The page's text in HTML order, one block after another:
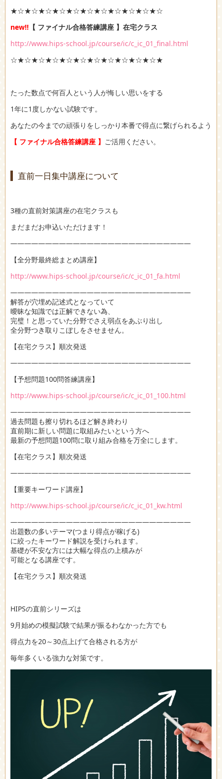
★☆★☆★☆★☆★☆★☆★☆★☆★☆★☆★☆
new!! 【 ファイナル合格答練講座 】在宅クラス
http://www.hips-school.jp/course/ic/c_ic_01_final.html
☆★☆★☆★☆★☆★☆★☆★☆★☆★☆★☆★
たった数点で何百人という人が悔しい思いをする
1年に1度しかない試験です。
あなたの今までの頑張りをしっかり本番で得点に繋げられるよう
【 ファイナル合格答練講座 】 ご活用ください。
直前一日集中講座について
3種の直前対策講座の在宅クラスも
まだまだお申込いただけます！
――――――――――――――――――――――――――
【全分野最終総まとめ講座】
http://www.hips-school.jp/course/ic/c_ic_01_fa.html
――――――――――――――――――――――――――
解答が穴埋め記述式となっていて
曖昧な知識では正解できない為、
完璧！と思っていた分野でさえ弱点をあぶり出し
全分野つき取りこぼしをさせません。
【在宅クラス】順次発送
――――――――――――――――――――――――――
【予想問題100問答練講座】
http://www.hips-school.jp/course/ic/c_ic_01_100.html
――――――――――――――――――――――――――
過去問題も擦り切れるほど解き終わり
直前期に新しい問題に取組みたいという方へ
最新の予想問題100問に取り組み合格を万全にします。
【在宅クラス】順次発送
――――――――――――――――――――――――――
【重要キーワード講座】
http://www.hips-school.jp/course/ic/c_ic_01_kw.html
――――――――――――――――――――――――――
出題数の多いテーマ(つまり得点が稼げる)
に絞ったキーワード解説を受けられます。
基礎が不安な方には大幅な得点の上積みが
可能となる講座です。
【在宅クラス】順次発送
HIPSの直前シリーズは
9月始めの模擬試験で結果が振るわなかった方でも
得点力を20～30点上げて合格される方が
毎年多くいる強力な対策です。